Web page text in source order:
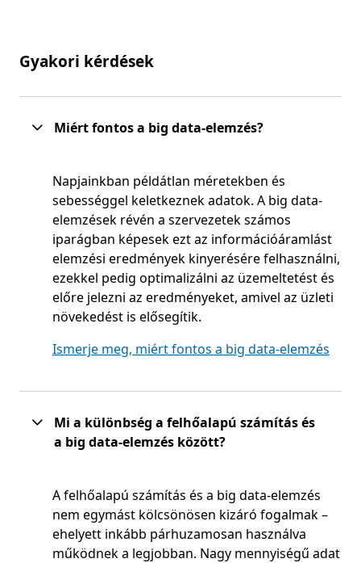
Gyakori kérdések
Miért fontos a big data-elemzés?
Napjainkban példátlan méretekben és
sebességgel keletkeznek adatok. A big data-
elemzések révén a szervezetek számos
iparágban képesek ezt az információáramlást
elemzési eredmények kinyerésére felhasználni,
ezekkel pedig optimalizálni az üzemeltetést és
előre jelezni az eredményeket, amivel az üzleti
növekedést is elősegítik.
Ismerje meg, miért fontos a big data-elemzés
Mi a különbség a felhőalapú számítás és
a big data-elemzés között?
A felhőalapú számítás és a big data-elemzés
nem egymást kölcsönösen kizáró fogalmak –
ehelyett inkább párhuzamosan használva
működnek a legjobban. Nagy mennyiségű adat